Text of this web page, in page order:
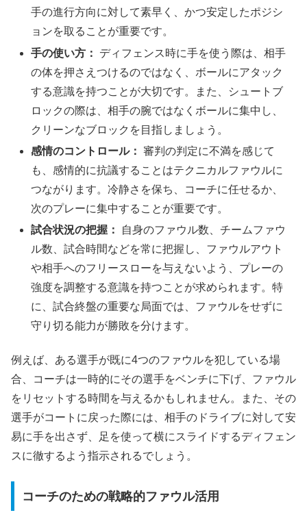
手の進行方向に対して素早く、かつ安定したポジシ
ョンを取ることが重要です。
手の使い方：
ディフェンス時に手を使う際は、相手
の体を押さえつけるのではなく、ボールにアタック
する意識を持つことが大切です。また、シュートブ
ロックの際は、相手の腕ではなくボールに集中し、
クリーンなブロックを目指しましょう。
感情のコントロール： 審判の判定に不満を感じて
も、感情的に抗議することはテクニカルファウルに
つながります。冷静さを保ち、コーチに任せるか、
次のプレーに集中することが重要です。
試合状況の把握：
自身のファウル数、チームファウ
ル数、試合時間などを常に把握し、ファウルアウト
や相手へのフリースローを与えないよう、プレーの
強度を調整する意識を持つことが求められます。特
に、試合終盤の重要な局面では、ファウルをせずに
守り切る能力が勝敗を分けます。
例えば、ある選手が既に4つのファウルを犯している場
合、コーチは一時的にその選手をベンチに下げ、ファウル
をリセットする時間を与えるかもしれません。また、その
選手がコートに戻った際には、相手のドライブに対して安
易に手を出さず、足を使って横にスライドするディフェン
スに徹するよう指示されるでしょう。
コーチのための戦略的ファウル活用